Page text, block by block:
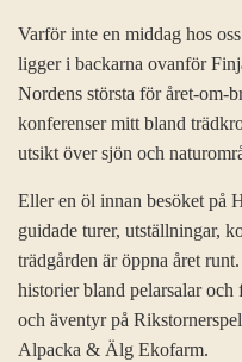
Varför inte en middag hos
ligger i backarna ovanför
Nordens största för året-om-
konferenser mitt bland
utsikt över sjön och
Eller en öl innan besöket på
guidade turer, utställningar,
trädgården är öppna året
historier bland pelarsalar
och äventyr på
Alpacka & Älg Ekofarm.